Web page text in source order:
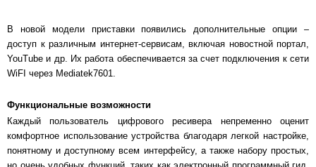
В новой модели приставки появились дополнительные опции –
доступ к различным интернет-сервисам, включая новостной портал,
YouTube и др. Их работа обеспечивается за счет подключения к сети
WiFI через Mediatek7601.
Функциональные возможности
Каждый пользователь цифрового ресивера непременно оценит
комфортное использование устройства благодаря легкой настройке,
понятному и доступному всем интерфейсу, а также набору простых,